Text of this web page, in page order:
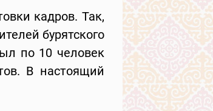
кадров. Так,
бурятского
по 10 человек
В настоящий